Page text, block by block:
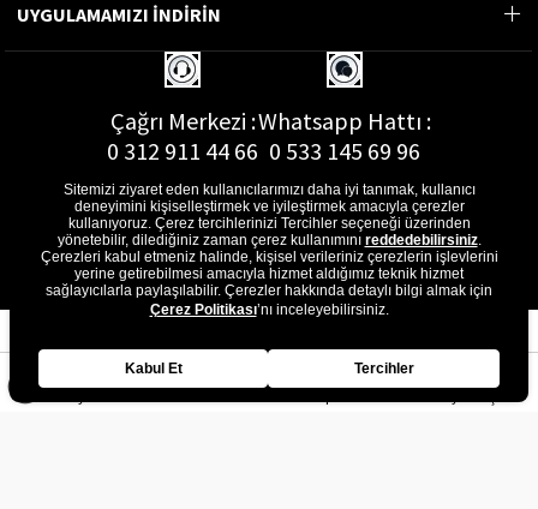
UYGULAMAMIZI İNDİRİN
Çağrı Merkezi :
0 312 911 44 66
Whatsapp Hattı :
0 533 145 69 96
E-Posta Adresi :
musterihizmetleri@gon.com.tr
Sitemizi ziyaret eden kullanıcılarımızı daha iyi tanımak, kullanıcı
deneyimini kişiselleştirmek ve iyileştirmek amacıyla çerezler
kullanıyoruz. Çerez tercihlerinizi Tercihler seçeneği üzerinden
yönetebilir, dilediğiniz zaman çerez kullanımını reddedebilirsiniz.
Çerezleri kabul etmeniz halinde, kişisel verileriniz çerezlerin işlevlerini
yerine getirebilmesi amacıyla hizmet aldığımız teknik hizmet
sağlayıcılarla paylaşılabilir. Çerezler hakkında detaylı bilgi almak için
Çerez Politikası’nı inceleyebilirsiniz.
Kabul Et Tercihler